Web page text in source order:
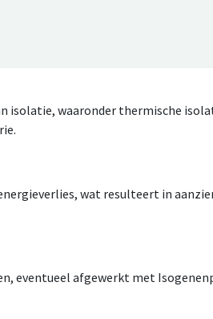
isolatie, waaronder thermische
wat resulteert in
eventueel afgewerkt met